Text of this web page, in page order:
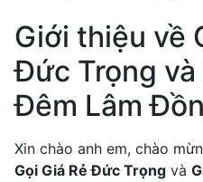
Giới thiệu về
Đức Trọng và
Đêm Lâm
Xin chào anh em, chào
Gọi Giá Rẻ Đức Trọng và